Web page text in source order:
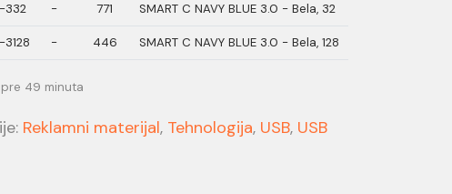
332 - 771 SMART C NAVY BLUE 3.0 - Bela, 32
- 446 SMART C NAVY BLUE 3.0 - Bela, 128
49 minuta
Reklamni materijal, Tehnologija, USB, USB